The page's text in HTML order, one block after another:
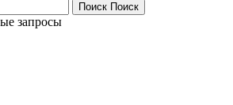
Поиск Поиск
запросы